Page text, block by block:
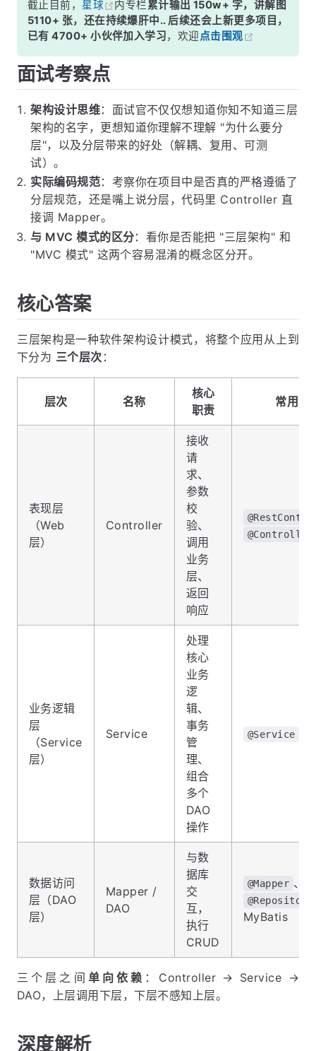
截止目前， 星球 内专栏累计输出 150w+ 字，讲解图
5110+ 张，还在持续爆肝中.. 后续还会上新更多项目，
已有 4700+ 小伙伴加入学习，欢迎点击围观
面试考察点
架构设计思维：面试官不仅仅想知道你知不知道三层
架构的名字，更想知道你理解不理解 "为什么要分
层"，以及分层带来的好处（解耦、复用、可测
试）。
实际编码规范：考察你在项目中是否真的严格遵循了
分层规范，还是嘴上说分层，代码里 Controller 直
接调 Mapper。
与 MVC 模式的区分：看你是否能把 "三层架构" 和
"MVC 模式" 这两个容易混淆的概念区分开。
核心答案
三层架构是一种软件架构设计模式，将整个应用从上到
下分为 三个层次 ：
层次 名称
核心
职责
常用组
表现层
（Web
层）
Controller
接收
请
求、
参数
校
验、
调用
业务
层、
返回
响应
@Controller
业务逻辑
层
（Service
层）
Service
处理
核心
业务
逻
辑、
事务
管
理、
组合
多个
DAO
操作
@Service
数据访问
层（DAO
层）
Mapper /
DAO
与数
据库
交
互，
执行
CRUD
@Mapper 、
@Repository
MyBatis
三个层之间 单向依赖 ：Controller → Service →
DAO，上层调用下层，下层不感知上层。
深度解析